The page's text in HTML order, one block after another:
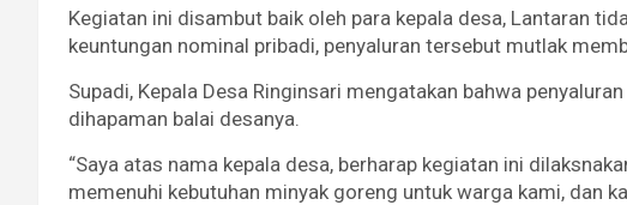
Kegiatan ini disambut baik oleh para kepala desa, Lantaran
keuntungan nominal pribadi, penyaluran tersebut mutlak
Supadi, Kepala Desa Ringinsari mengatakan bahwa
dihapaman balai desanya.
“Saya atas nama kepala desa, berharap kegiatan ini
memenuhi kebutuhan minyak goreng untuk warga kami, dan